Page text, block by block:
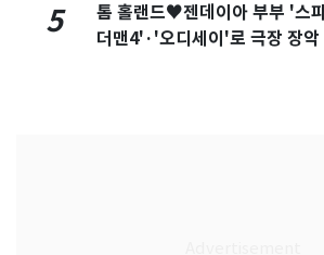
5
톰 홀랜드♥젠데이아 부부 '스
더맨4'·'오디세이'로 극장 장악